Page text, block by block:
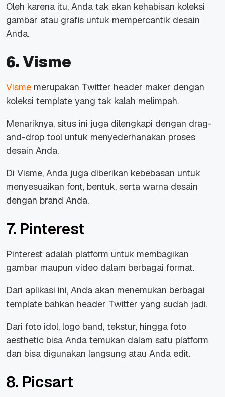
Oleh karena itu, Anda tak akan kehabisan koleksi
gambar atau grafis untuk mempercantik desain
Anda.
6. Visme
Visme merupakan Twitter header maker dengan
koleksi template yang tak kalah melimpah.
Menariknya, situs ini juga dilengkapi dengan drag-
and-drop tool untuk menyederhanakan proses
desain Anda.
Di Visme, Anda juga diberikan kebebasan untuk
menyesuaikan font, bentuk, serta warna desain
dengan brand Anda.
7. Pinterest
Pinterest adalah platform untuk membagikan
gambar maupun video dalam berbagai format.
Dari aplikasi ini, Anda akan menemukan berbagai
template bahkan header Twitter yang sudah jadi.
Dari foto idol, logo band, tekstur, hingga foto
aesthetic bisa Anda temukan dalam satu platform
dan bisa digunakan langsung atau Anda edit.
8. Picsart